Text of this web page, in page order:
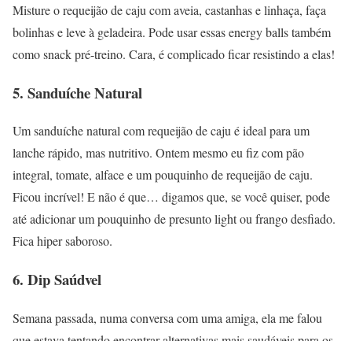
Misture o requeijão de caju com aveia, castanhas e linhaça, faça
bolinhas e leve à geladeira. Pode usar essas energy balls também
como snack pré-treino. Cara, é complicado ficar resistindo a elas!
5. Sanduíche Natural
Um sanduíche natural com requeijão de caju é ideal para um
lanche rápido, mas nutritivo. Ontem mesmo eu fiz com pão
integral, tomate, alface e um pouquinho de requeijão de caju.
Ficou incrível! E não é que… digamos que, se você quiser, pode
até adicionar um pouquinho de presunto light ou frango desfiado.
Fica hiper saboroso.
6. Dip Saúdvel
Semana passada, numa conversa com uma amiga, ela me falou